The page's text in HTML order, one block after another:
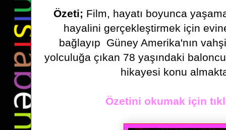
Özeti; Film, hayatı boyunca
hayalini gerçekleştirmek için
bağlayıp Güney Amerika'nın
yolculuğa çıkan 78 yaşındaki
hikayesi konu
Özetini okumak için